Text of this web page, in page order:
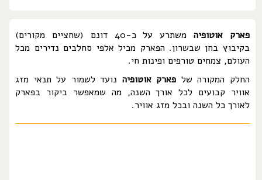
פארק אוטופיה
משתרע על כ-40 דונם (שחציים מקורים)
בקיבוץ בחן שבשרון. הפארק מכיל אלפי סחלבים נדירים מכל
העולם, צמחים טורפים ופינות חי.
החלק המקורה של פארק אוטופיה נועד לשמור על תנאי מזג
אוויר קבועים לכל אורך השנה, מה שמאפשר ביקור בפארק
לאורך כל השנה ובכל מזג אוויר.